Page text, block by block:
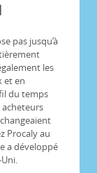
pas jusqu’à
les
et en
du temps
Procaly au
a développé